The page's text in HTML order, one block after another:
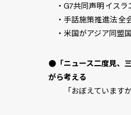
・G7共同声明 イスラ
・手話施策推進法 全
・米国がアジア同盟
●「ニュース二度見、
がら考える
「おぼえていますか